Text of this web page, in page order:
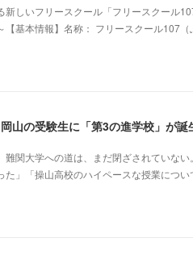
新しいフリースクール「フリースクール
【基本情報】名称： フリースクール107
岡山の受験生に「第3の進学校」が
難関大学への道は、まだ閉ざされていな
た」「操山高校のハイペースな授業につ